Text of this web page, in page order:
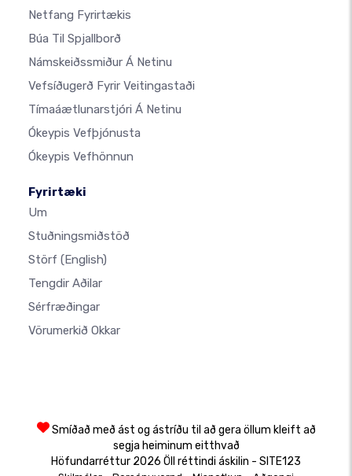
Netfang Fyrirtækis
Búa Til Spjallborð
Námskeiðssmiður Á Netinu
Vefsíðugerð Fyrir Veitingastaði
Tímaáætlunarstjóri Á Netinu
Ókeypis Vefþjónusta
Ókeypis Vefhönnun
Fyrirtæki
Um
Stuðningsmiðstöð
Störf (English)
Tengdir Aðilar
Sérfræðingar
Vörumerkið Okkar
Smíðað með ást og ástríðu til að gera öllum kleift að
segja heiminum eitthvað
Höfundarréttur 2026 Öll réttindi áskilin - SITE123